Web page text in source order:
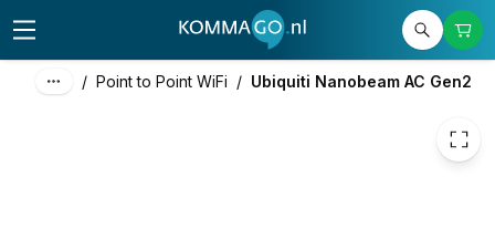
/ Point to Point WiFi / Ubiquiti Nanobeam AC Gen2
excl. btw